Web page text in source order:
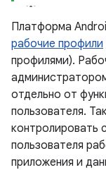
Платформа
рабочие профили
профилями).
отдельно от
пользователя.
контролировать
пользователя
приложения и